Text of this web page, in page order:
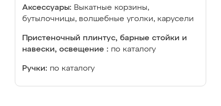
Аксессуары: Выкатные корзины,
бутылочницы, волшебные уголки, карусели
Пристеночный плинтус, барные стойки и
навески, освещение : по каталогу
Ручки: по каталогу